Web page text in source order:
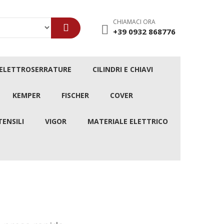
CHIAMACI ORA
+39 0932 868776
CILINDRI E CHIAVI
KEMPER FISCHER COVER
VIGOR MATERIALE ELETTRICO